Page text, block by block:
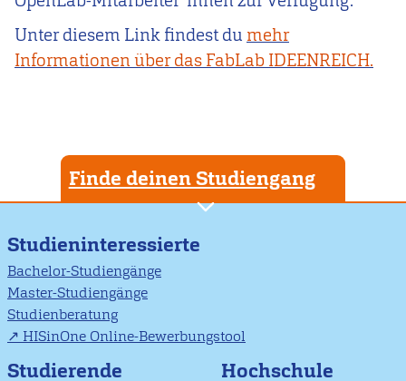
Unter diesem Link findest du mehr
Informationen über das FabLab IDEENREICH.
Finde deinen Studiengang
Studieninteressierte
Bachelor-Studiengänge
Master-Studiengänge
Studienberatung
HISinOne Online-Bewerbungstool
Studierende Hochschule